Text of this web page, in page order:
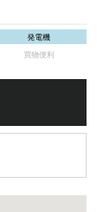
発電機
買物便利